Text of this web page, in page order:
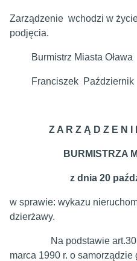
Zarządzenie wchodzi w
Burmistrz Miasta Oława
Franciszek Październik
Z A R Z Ą D Z E N
BURMISTRZA
z dnia 20
w sprawie: wykazu
dzierżawy.
Na podstawie art.30
marca 1990 r. o